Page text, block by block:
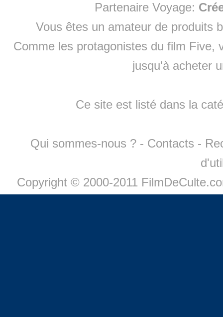
Partenaire Voyage:
Vous êtes un amateur de produits
Comme les protagonistes du film Five,
jusqu'à acheter
Ce site est listé dans la
Qui sommes-nous ? - Contacts -
Copyright © 2000-2011